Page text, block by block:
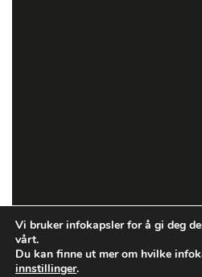
Vi bruker infokapsler for å gi deg
vårt.
Du kan finne ut mer om hvilke
innstillinger.